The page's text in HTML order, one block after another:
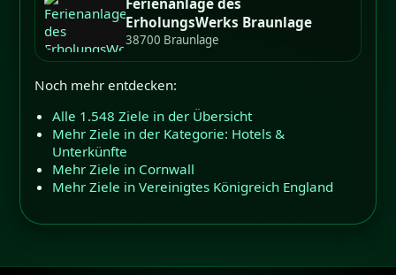
Ferienanlage des
ErholungsWerks Braunlage
38700 Braunlage
Noch mehr entdecken:
Alle 1.548 Ziele in der Übersicht
Mehr Ziele in der Kategorie: Hotels &
Unterkünfte
Mehr Ziele in Cornwall
Mehr Ziele in Vereinigtes Königreich England